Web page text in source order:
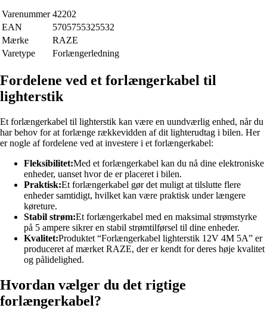
Varenummer 42202
EAN
5705755325532
Mærke
RAZE
Varetype
Forlængerledning
Fordelene ved et forlængerkabel til
lighterstik
Et forlængerkabel til lighterstik kan være en uundværlig enhed, når du
har behov for at forlænge rækkevidden af dit lighterudtag i bilen. Her
er nogle af fordelene ved at investere i et forlængerkabel:
Fleksibilitet:Med et forlængerkabel kan du nå dine elektroniske
enheder, uanset hvor de er placeret i bilen.
Praktisk:Et forlængerkabel gør det muligt at tilslutte flere
enheder samtidigt, hvilket kan være praktisk under længere
køreture.
Stabil strøm:Et forlængerkabel med en maksimal strømstyrke
på 5 ampere sikrer en stabil strømtilførsel til dine enheder.
Kvalitet:Produktet “Forlængerkabel lighterstik 12V 4M 5A” er
produceret af mærket RAZE, der er kendt for deres høje kvalitet
og pålidelighed.
Hvordan vælger du det rigtige
forlængerkabel?